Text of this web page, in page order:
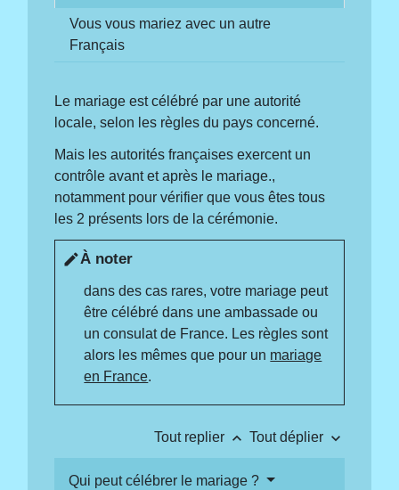
Vous vous mariez avec un autre
Français
Le mariage est célébré par une autorité
locale, selon les règles du pays concerné.
Mais les autorités françaises exercent un
contrôle avant et après le mariage.,
notamment pour vérifier que vous êtes tous
les 2 présents lors de la cérémonie.
editÀ noter
dans des cas rares, votre mariage peut
être célébré dans une ambassade ou
un consulat de France. Les règles sont
alors les mêmes que pour un mariage
en France.
Tout replier keyboard_arrow_up Tout déplier keyboard_arrow_down
Qui peut célébrer le mariage ?